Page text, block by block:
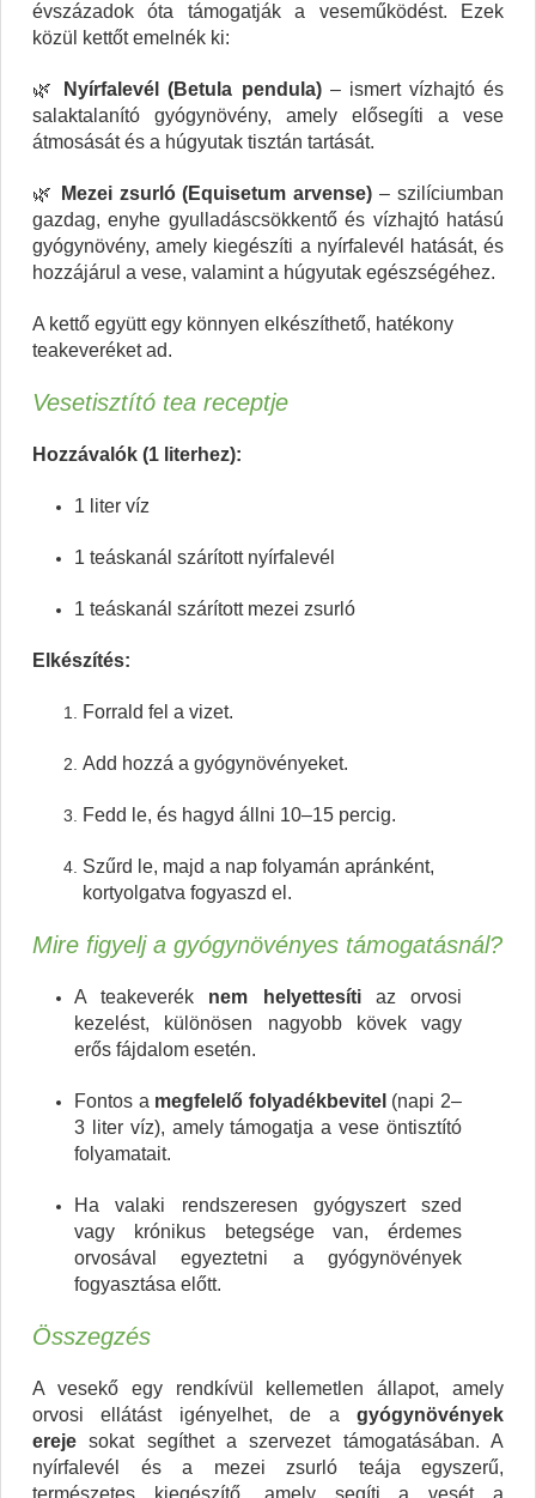
évszázadok óta támogatják a veseműködést. Ezek
közül kettőt emelnék ki:
🌿 Nyírfalevél (Betula pendula)– ismert vízhajtó és
salaktalanító gyógynövény, amely elősegíti a vese
átmosását és a húgyutak tisztán tartását.
🌿 Mezei zsurló (Equisetum arvense) – szilíciumban
gazdag, enyhe gyulladáscsökkentő és vízhajtó hatású
gyógynövény, amely kiegészíti a nyírfalevél hatását, és
hozzájárul a vese, valamint a húgyutak egészségéhez.
A kettő együtt egy könnyen elkészíthető, hatékony
teakeveréket ad.
Vesetisztító tea receptje
Hozzávalók (1 literhez):
1 liter víz
1 teáskanál szárított nyírfalevél
1 teáskanál szárított mezei zsurló
Elkészítés:
Forrald fel a vizet.
Add hozzá a gyógynövényeket.
Fedd le, és hagyd állni 10–15 percig.
Szűrd le, majd a nap folyamán apránként,
kortyolgatva fogyaszd el.
Mire figyelj a gyógynövényes támogatásnál?
A teakeverék nem helyettesítiaz orvosi
kezelést, különösen nagyobb kövek vagy
erős fájdalom esetén.
Fontos a megfelelő folyadékbevitel (napi 2–
3 liter víz), amely támogatja a vese öntisztító
folyamatait.
Ha valaki rendszeresen gyógyszert szed
vagy krónikus betegsége van, érdemes
orvosával egyeztetni a gyógynövények
fogyasztása előtt.
Összegzés
A vesekő egy rendkívül kellemetlen állapot, amely
orvosi ellátást igényelhet, de a gyógynövények
ereje sokat segíthet a szervezet támogatásában. A
nyírfalevél és a mezei zsurló teája egyszerű,